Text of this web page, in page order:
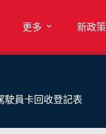
更多 新政策
駛員卡回收登記表